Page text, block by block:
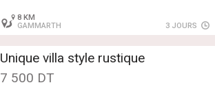
8 KM
GAMMARTH
3 JOURS
Unique villa style rustique
7 500 DT